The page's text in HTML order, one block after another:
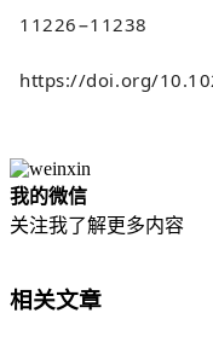
11226−11238
https://doi.org/
我的微信
关注我了解更多内容
相关文章